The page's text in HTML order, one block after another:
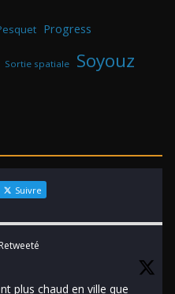
Progress
Sortie spatiale Soyouz
Suivre
plus chaud en ville que